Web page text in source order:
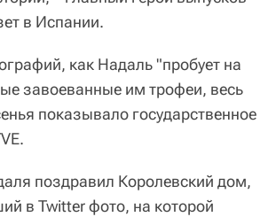
в Испании.
как Надаль "пробует на
завоеванные им трофеи, весь
показывало государственное
поздравил Королевский дом,
в Twitter фото, на которой